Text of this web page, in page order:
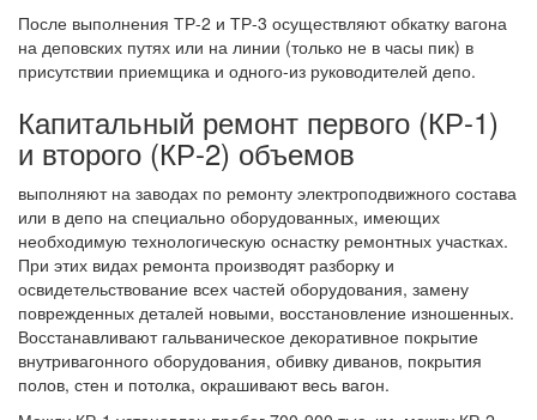
После выполнения ТР-2 и ТР-3 осуществляют обкатку вагона
на деповских путях или на линии (только не в часы пик) в
присутствии приемщика и одного-из руководителей депо.
Капитальный ремонт первого (КР-1)
и второго (КР-2) объемов
выполняют на заводах по ремонту электроподвижного состава
или в депо на специально оборудованных, имеющих
необходимую технологическую оснастку ремонтных участках.
При этих видах ремонта производят разборку и
освидетельствование всех частей оборудования, замену
поврежденных деталей новыми, восстановление изношенных.
Восстанавливают гальваническое декоративное покрытие
внутривагонного оборудования, обивку диванов, покрытия
полов, стен и потолка, окрашивают весь вагон.